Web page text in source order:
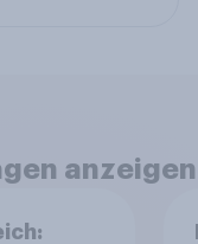
anzeigen